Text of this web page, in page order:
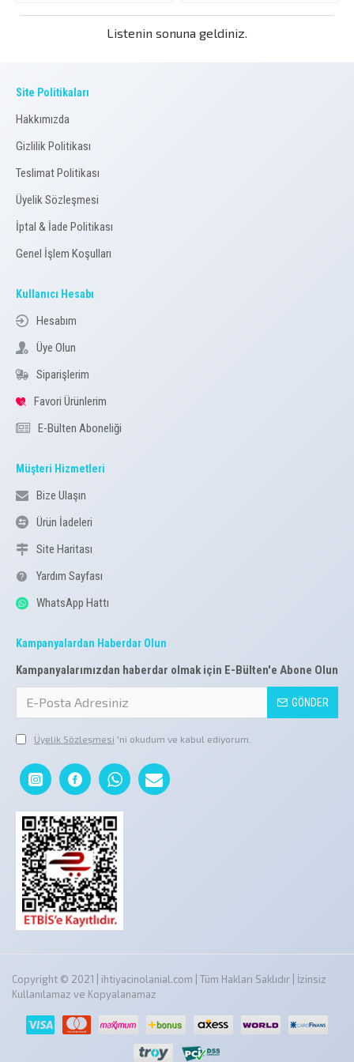
Listenin sonuna geldiniz.
Site Politikaları
Hakkımızda
Gizlilik Politikası
Teslimat Politikası
Üyelik Sözleşmesi
İptal & İade Politikası
Genel İşlem Koşulları
Kullanıcı Hesabı
Hesabım
Üye Olun
Siparişlerim
Favori Ürünlerim
E-Bülten Aboneliği
Müşteri Hizmetleri
Bize Ulaşın
Ürün İadeleri
Site Haritası
Yardım Sayfası
WhatsApp Hattı
Kampanyalardan Haberdar Olun
Kampanyalarımızdan haberdar olmak için E-Bülten'e Abone Olun
GÖNDER
Üyelik Sözleşmesi 'ni okudum ve kabul ediyorum.
Copyright © 2021 | ihtiyacinolanial.com | Tüm Hakları Saklıdır | İzinsiz
Kullanılamaz ve Kopyalanamaz